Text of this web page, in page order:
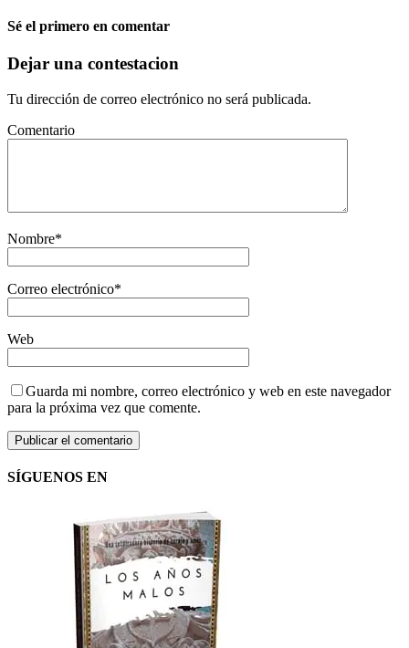
Sé el primero en comentar
Dejar una contestacion
Tu dirección de correo electrónico no será publicada.
Comentario
Nombre*
Correo electrónico*
Web
Guarda mi nombre, correo electrónico y web en este navegador
para la próxima vez que comente.
SÍGUENOS EN